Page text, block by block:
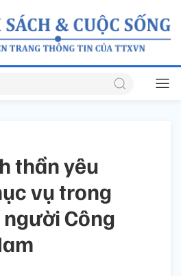
thần yêu
vụ trong
Công